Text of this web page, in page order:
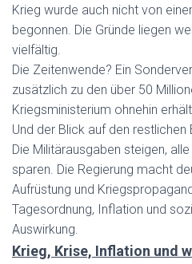
Krieg wurde auch nicht von
begonnen. Die Gründe liegen
vielfältig.
Die Zeitenwende? Ein
zusätzlich zu den über 50
Kriegsministerium ohnehin
Und der Blick auf den restlichen
Die Militärausgaben steigen,
sparen. Die Regierung macht
Aufrüstung und
Tagesordnung, Inflation und
Auswirkung.
Krieg, Krise, Inflation und